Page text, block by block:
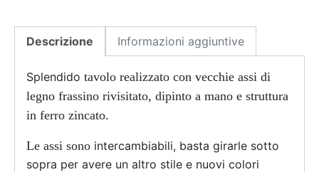
Descrizione Informazioni aggiuntive
Splendido tavolo realizzato con vecchie assi di
legno frassino rivisitato, dipinto a mano e struttura
in ferro zincato.
Le assi sono intercambiabili, basta girarle sotto
sopra per avere un altro stile e nuovi colori